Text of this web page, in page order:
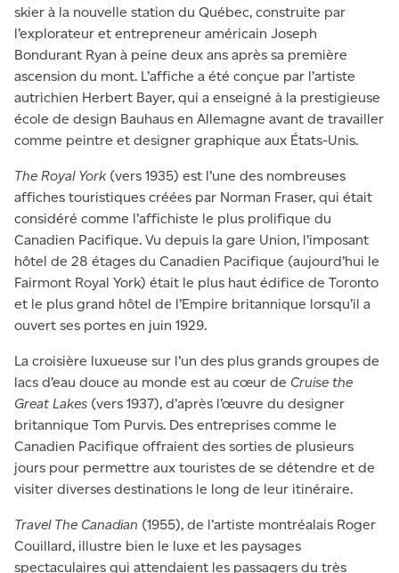
skier à la nouvelle station du Québec, construite par
l’explorateur et entrepreneur américain Joseph
Bondurant Ryan à peine deux ans après sa première
ascension du mont. L’affiche a été conçue par l’artiste
autrichien Herbert Bayer, qui a enseigné à la prestigieuse
école de design Bauhaus en Allemagne avant de travailler
comme peintre et designer graphique aux États-Unis.
The Royal York (vers 1935) est l’une des nombreuses
affiches touristiques créées par Norman Fraser, qui était
considéré comme l’affichiste le plus prolifique du
Canadien Pacifique. Vu depuis la gare Union, l’imposant
hôtel de 28 étages du Canadien Pacifique (aujourd’hui le
Fairmont Royal York) était le plus haut édifice de Toronto
et le plus grand hôtel de l’Empire britannique lorsqu’il a
ouvert ses portes en juin 1929.
La croisière luxueuse sur l’un des plus grands groupes de
lacs d’eau douce au monde est au cœur de Cruise the
Great Lakes (vers 1937), d’après l’œuvre du designer
britannique Tom Purvis. Des entreprises comme le
Canadien Pacifique offraient des sorties de plusieurs
jours pour permettre aux touristes de se détendre et de
visiter diverses destinations le long de leur itinéraire.
Travel The Canadian (1955), de l’artiste montréalais Roger
Couillard, illustre bien le luxe et les paysages
spectaculaires qui attendaient les passagers du très